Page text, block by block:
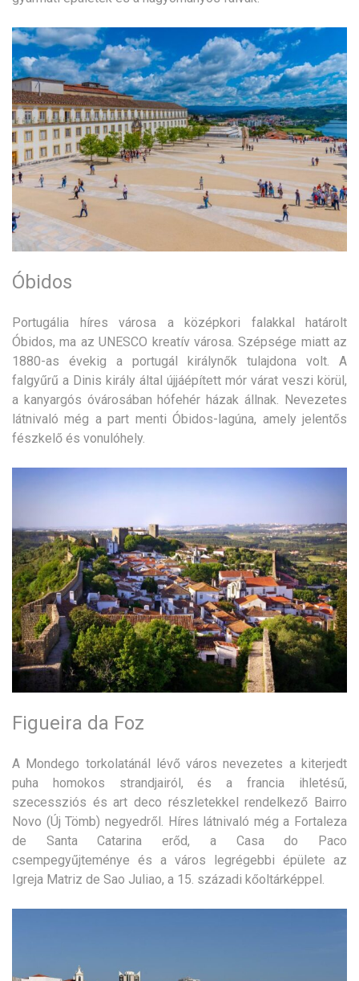
Óbidos
Portugália híres városa a középkori falakkal határolt
Óbidos, ma az UNESCO kreatív városa. Szépsége miatt az
1880-as évekig a portugál királynők tulajdona volt. A
falgyűrű a Dinis király által újjáépített mór várat veszi körül,
a kanyargós óvárosában hófehér házak állnak. Nevezetes
látnivaló még a part menti Óbidos-lagúna, amely jelentős
fészkelő és vonulóhely.
Figueira da Foz
A Mondego torkolatánál lévő város nevezetes a kiterjedt
puha homokos strandjairól, és a francia ihletésű,
szecessziós és art deco részletekkel rendelkező Bairro
Novo (Új Tömb) negyedről. Híres látnivaló még a Fortaleza
de Santa Catarina erőd, a Casa do Paco
csempegyűjteménye és a város legrégebbi épülete az
Igreja Matriz de Sao Juliao, a 15. századi kőoltárképpel.